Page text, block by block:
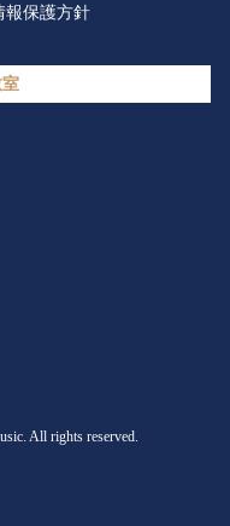
報保護方針
All rights reserved.